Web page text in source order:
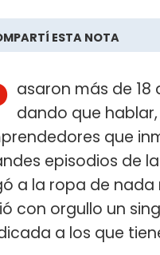
ESTA NOTA
asaron más de 18
dando que
que
episodios de
a la ropa de
con orgullo un
a los que